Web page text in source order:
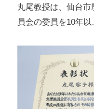
丸尾教授は、仙台
員会の委員を10年以